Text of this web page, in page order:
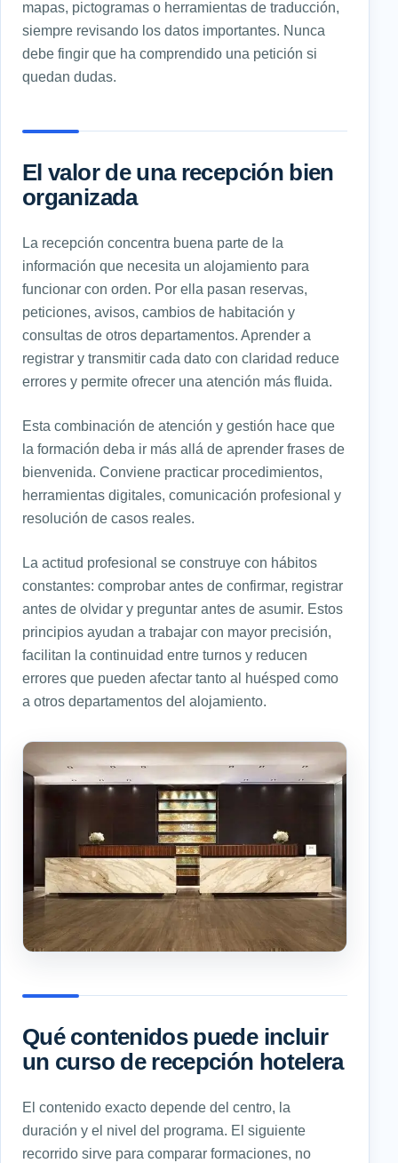
mapas, pictogramas o herramientas de traducción,
siempre revisando los datos importantes. Nunca
debe fingir que ha comprendido una petición si
quedan dudas.
El valor de una recepción bien
organizada
La recepción concentra buena parte de la
información que necesita un alojamiento para
funcionar con orden. Por ella pasan reservas,
peticiones, avisos, cambios de habitación y
consultas de otros departamentos. Aprender a
registrar y transmitir cada dato con claridad reduce
errores y permite ofrecer una atención más fluida.
Esta combinación de atención y gestión hace que
la formación deba ir más allá de aprender frases de
bienvenida. Conviene practicar procedimientos,
herramientas digitales, comunicación profesional y
resolución de casos reales.
La actitud profesional se construye con hábitos
constantes: comprobar antes de confirmar, registrar
antes de olvidar y preguntar antes de asumir. Estos
principios ayudan a trabajar con mayor precisión,
facilitan la continuidad entre turnos y reducen
errores que pueden afectar tanto al huésped como
a otros departamentos del alojamiento.
Qué contenidos puede incluir
un curso de recepción hotelera
El contenido exacto depende del centro, la
duración y el nivel del programa. El siguiente
recorrido sirve para comparar formaciones, no